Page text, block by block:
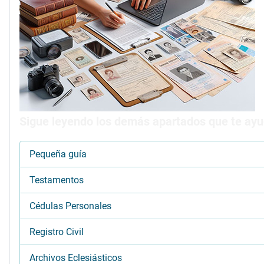
Pequeña guía
Testamentos
Cédulas Personales
Registro Civil
Archivos Eclesiásticos